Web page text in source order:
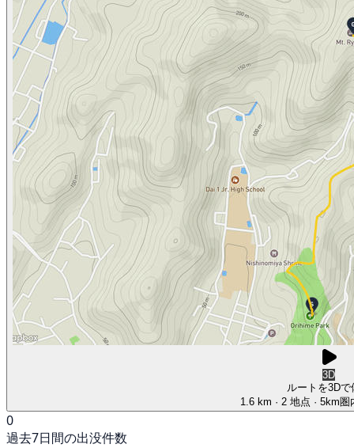
3D
ルートを3Dで
1.6 km · 2 地点 · 5km
0
過去7日間の出没件数